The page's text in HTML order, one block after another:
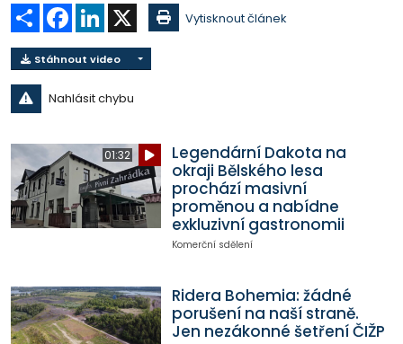
Sdílet Facebook
LinkedIn Vytisknout článek
Stáhnout video
Nahlásit chybu
01:32
Legendární Dakota na
okraji Bělského lesa
prochází masivní
proměnou a nabídne
exkluzivní gastronomii
Komerční sdělení
Ridera Bohemia: žádné
porušení na naší straně.
Jen nezákonné šetření ČIŽP